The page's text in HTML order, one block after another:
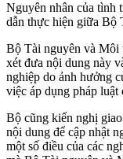
Nguyên nhân của tình
dẫn thực hiện giữa Bộ
Bộ Tài nguyên và Môi
xét đưa nội dung này
nghiệp do ảnh hưởng
việc áp dụng pháp
Bộ cũng kiến nghị
nội dung để cập nhật
một số điều của các